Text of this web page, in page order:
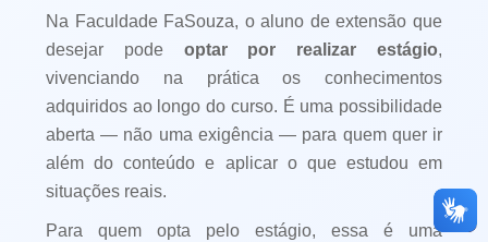
Na Faculdade FaSouza, o aluno de extensão que
desejar pode optar por realizar estágio,
vivenciando na prática os conhecimentos
adquiridos ao longo do curso. É uma possibilidade
aberta — não uma exigência — para quem quer ir
além do conteúdo e aplicar o que estudou em
situações reais.
Para quem opta pelo estágio, essa é uma